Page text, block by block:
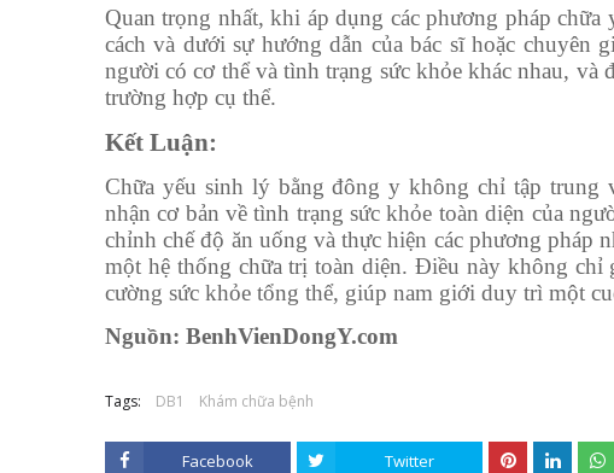
Quan trọng nhất, khi áp dụng các phương pháp
cách và dưới sự hướng dẫn của bác sĩ hoặc
người có cơ thể và tình trạng sức khỏe khác nhau,
trường hợp cụ thể.
Kết Luận:
Chữa yếu sinh lý bằng đông y không chỉ tập trung
nhận cơ bản về tình trạng sức khỏe toàn diện của
chỉnh chế độ ăn uống và thực hiện các phương pháp
một hệ thống chữa trị toàn diện. Điều này không chỉ
cường sức khỏe tổng thể, giúp nam giới duy trì một
Nguồn: BenhVienDongY.com
Tags: DB1 Khám chữa bệnh
Facebook Twitter